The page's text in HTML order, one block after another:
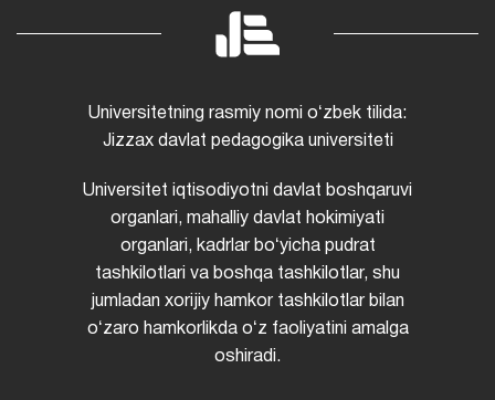
Universitetning rasmiy nomi oʻzbek tilida:
Jizzax davlat pedagogika universiteti
Universitet iqtisodiyotni davlat boshqaruvi
organlari, mahalliy davlat hokimiyati
organlari, kadrlar boʻyicha pudrat
tashkilotlari va boshqa tashkilotlar, shu
jumladan xorijiy hamkor tashkilotlar bilan
oʻzaro hamkorlikda oʻz faoliyatini amalga
oshiradi.